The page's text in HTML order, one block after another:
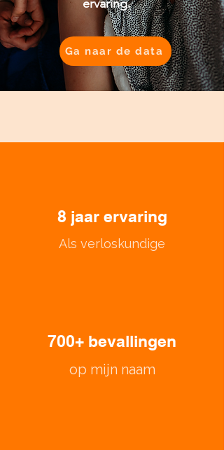
ervaring.
Ga naar de data
8 jaar ervaring
Als verloskundige
700+ bevallingen
op mijn naam